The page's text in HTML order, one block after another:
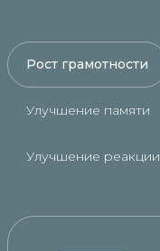
Рост грамотности
Улучшение памяти
Улучшение реакции